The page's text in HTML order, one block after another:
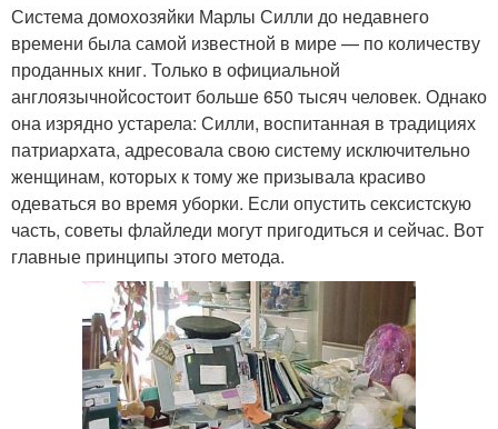
Система домохозяйки Марлы Силли до недавнего
времени была самой известной в мире — по количеству
проданных книг. Только в официальной
англоязычнойсостоит больше 650 тысяч человек. Однако
она изрядно устарела: Силли, воспитанная в традициях
патриархата, адресовала свою систему исключительно
женщинам, которых к тому же призывала красиво
одеваться во время уборки. Если опустить сексистскую
часть, советы флайледи могут пригодиться и сейчас. Вот
главные принципы этого метода.